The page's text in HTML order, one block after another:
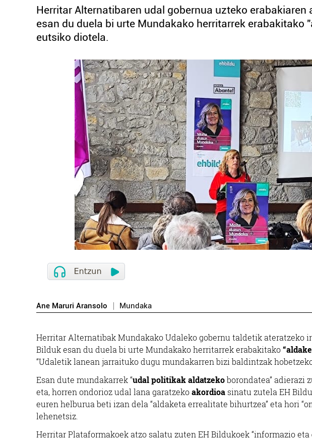
Herritar Alternatibaren udal gobernua uzteko erabakiaren
esan du duela bi urte Mundakako herritarrek erabakitako
eutsiko diotela.
Ane Maruri Aransolo Mundaka
Herritar Alternatibak Mundakako Udaleko gobernu taldetik ateratzeko
Bilduk esan du duela bi urte Mundakako herritarrek erabakitako
“Udaletik lanean jarraituko dugu mundakarren bizi baldintzak
Esan dute mundakarrek “udal politikak aldatzekoborondatea” adierazi
eta, horren ondorioz udal lana garatzekoakordioa sinatu zutela EH
euren helburua beti izan dela “aldaketa errealitate bihurtzea” eta hori
lehenetsiz.
Herritar Plataformakoek atzo salatu zuten EH Bildukoek “informazio eta